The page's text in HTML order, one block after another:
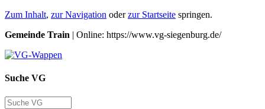
Zum Inhalt, zur Navigation oderzur Startseite springen.
Gemeinde Train | Online: https://www.vg-siegenburg.de/
Suche VG